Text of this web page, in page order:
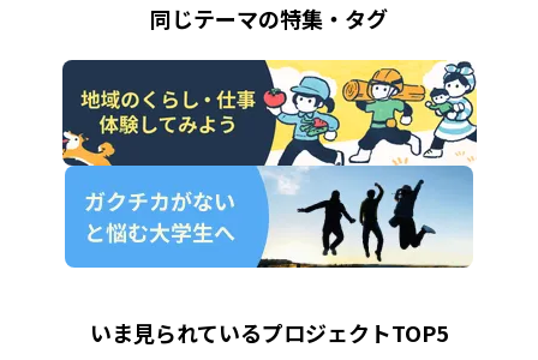
同じテーマの特集・タグ
いま見られているプロジェクトTOP5